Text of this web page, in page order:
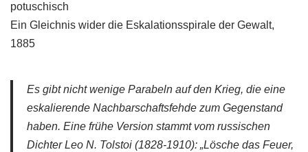
potuschisch
Ein Gleichnis wider die Eskalationsspirale der Gewalt,
1885
Es gibt nicht wenige Parabeln auf den Krieg, die eine
eskalierende Nachbarschaftsfehde zum Gegenstand
haben. Eine frühe Version stammt vom russischen
Dichter Leo N. Tolstoi (1828-1910): „Lösche das Feuer,